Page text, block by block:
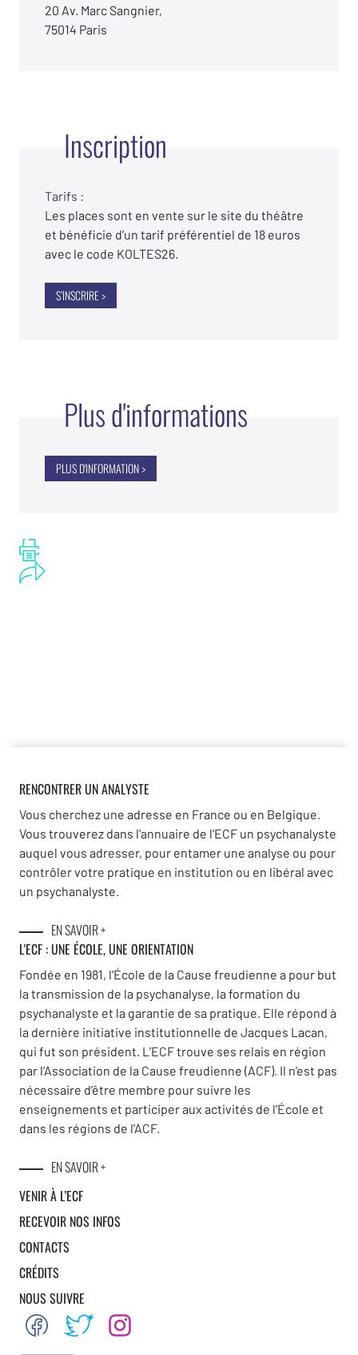
20 Av. Marc Sangnier,
75014 Paris
Inscription
Tarifs :
Les places sont en vente sur le site du théâtre
et bénéficie d’un tarif préférentiel de 18 euros
avec le code KOLTES26.
S’INSCRIRE >
Plus d'informations
PLUS D'INFORMATION >
RENCONTRER UN ANALYSTE
Vous cherchez une adresse en France ou en Belgique.
Vous trouverez dans l'annuaire de l'ECF un psychanalyste
auquel vous adresser, pour entamer une analyse ou pour
contrôler votre pratique en institution ou en libéral avec
un psychanalyste.
EN SAVOIR +
L'ECF : UNE ÉCOLE, UNE ORIENTATION
Fondée en 1981, l’École de la Cause freudienne a pour but
la transmission de la psychanalyse, la formation du
psychanalyste et la garantie de sa pratique. Elle répond à
la dernière initiative institutionnelle de Jacques Lacan,
qui fut son président. L’ECF trouve ses relais en région
par l’Association de la Cause freudienne (ACF). Il n’est pas
nécessaire d’être membre pour suivre les
enseignements et participer aux activités de l’École et
dans les régions de l’ACF.
EN SAVOIR +
VENIR À L’ECF
RECEVOIR NOS INFOS
CONTACTS
CRÉDITS
NOUS SUIVRE